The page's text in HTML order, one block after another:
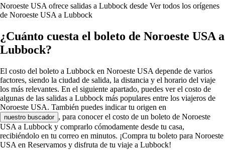
Noroeste USA ofrece salidas a Lubbock desde Ver todos los orígenes
de Noroeste USA a Lubbock
¿Cuánto cuesta el boleto de Noroeste USA a
Lubbock?
El costo del boleto a Lubbock en Noroeste USA depende de varios
factores, siendo la ciudad de salida, la distancia y el horario del viaje
los más relevantes. En el siguiente apartado, puedes ver el costo de
algunas de las salidas a Lubbock más populares entre los viajeros de
Noroeste USA. También puedes indicar tu origen en
nuestro buscador , para conocer el costo de un boleto de Noroeste
USA a Lubbock y comprarlo cómodamente desde tu casa,
recibiéndolo en tu correo en minutos. ¡Compra tu boleto para Noroeste
USA en Reservamos y disfruta de tu viaje a Lubbock!